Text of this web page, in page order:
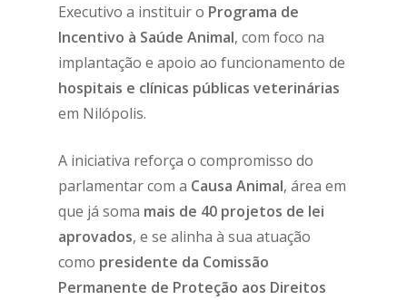
Executivo a instituir o Programa de
Incentivo à Saúde Animal, com foco na
implantação e apoio ao funcionamento de
hospitais e clínicas públicas veterinárias
em Nilópolis.
A iniciativa reforça o compromisso do
parlamentar com a Causa Animal, área em
que já soma mais de 40 projetos de lei
aprovados, e se alinha à sua atuação
como presidente da Comissão
Permanente de Proteção aos Direitos